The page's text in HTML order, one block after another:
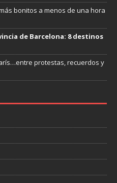
bonitos a menos de una hora
de Barcelona: 8 destinos
protestas, recuerdos y